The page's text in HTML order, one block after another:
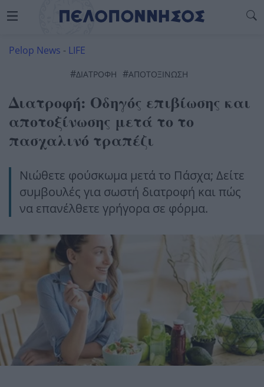
Pelop News - LIFE
#ΔΙΑΤΡΟΦΉ #ΑΠΟΤΟΞΊΝΩΣΗ
Διατροφή: Οδηγός επιβίωσης και
αποτοξίνωσης μετά το το
πασχαλινό τραπέζι
Nιώθετε φούσκωμα μετά το Πάσχα; Δείτε
συμβουλές για σωστή διατροφή και πώς
να επανέλθετε γρήγορα σε φόρμα.